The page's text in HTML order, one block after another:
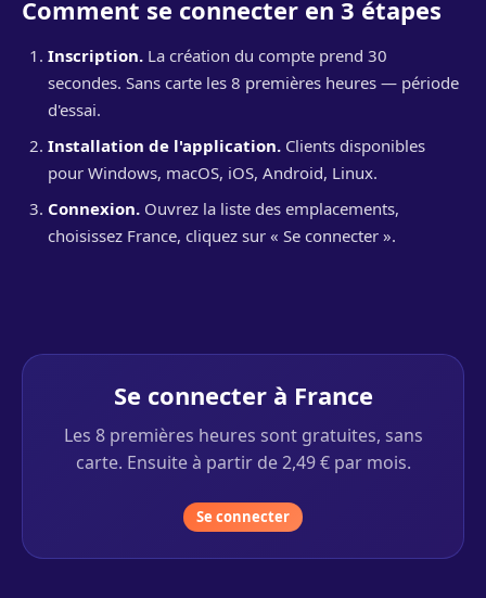
Comment se connecter en 3 étapes
Inscription. La création du compte prend 30
secondes. Sans carte les 8 premières heures — période
d'essai.
Installation de l'application. Clients disponibles
pour Windows, macOS, iOS, Android, Linux.
Connexion. Ouvrez la liste des emplacements,
choisissez France, cliquez sur « Se connecter ».
Se connecter à France
Les 8 premières heures sont gratuites, sans
carte. Ensuite à partir de 2,49 € par mois.
Se connecter